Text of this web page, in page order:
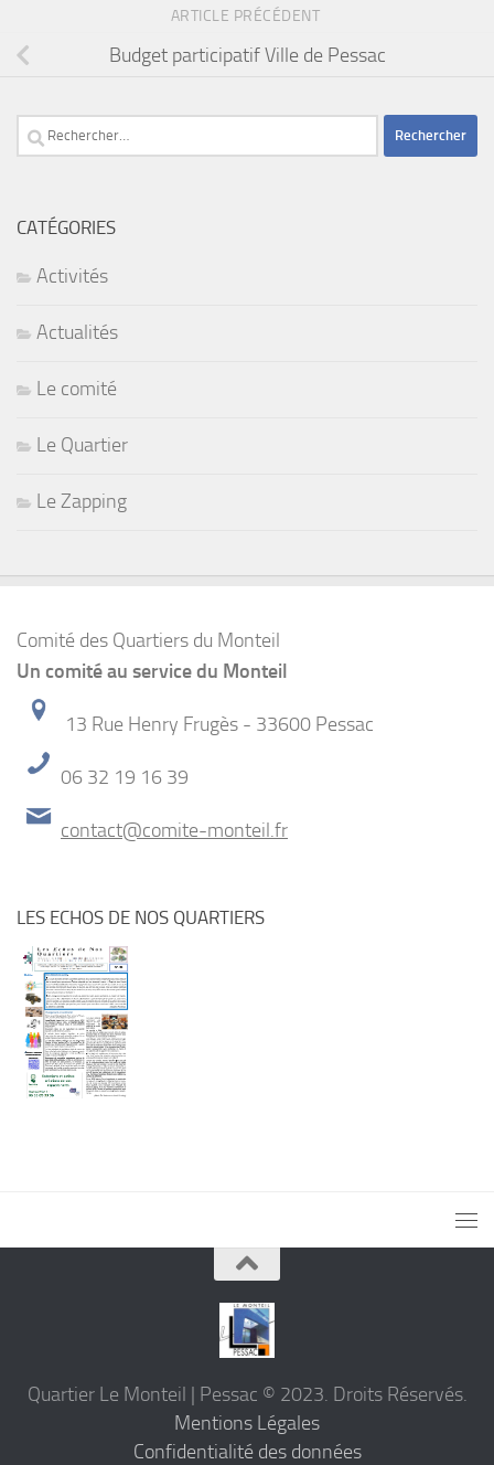
ARTICLE PRÉCÉDENT
Budget participatif Ville de Pessac
Rechercher :
CATÉGORIES
Activités
Actualités
Le comité
Le Quartier
Le Zapping
Comité des Quartiers du Monteil
Un comité au service du Monteil
13 Rue Henry Frugès - 33600 Pessac
06 32 19 16 39
contact@comite-monteil.fr
LES ECHOS DE NOS QUARTIERS
Quartier Le Monteil | Pessac © 2023. Droits Réservés.
Mentions Légales
Confidentialité des données